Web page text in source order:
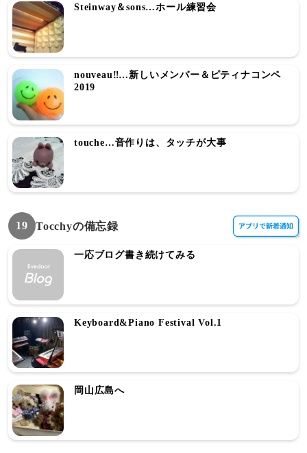
Steinway＆sons…ホール練習会
nouveau‼…新しいメンバー＆ピティナコンペ
2019
touche…音作りは、タッチが大事
19 Tocchyの備忘録
一応ブログ書き続けてみる
Keyboard&Piano Festival Vol.1
岡山広島へ